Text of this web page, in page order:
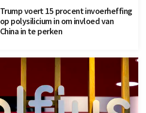
Trump voert 15 procent invoerheffing
op polysilicium in om invloed van
China in te perken